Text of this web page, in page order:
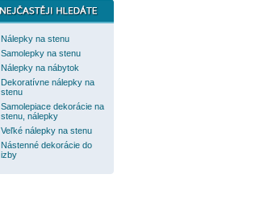
Nálepky na stenu
Samolepky na stenu
Nálepky na nábytok
Dekoratívne nálepky na
stenu
Samolepiace dekorácie na
stenu, nálepky
Veľké nálepky na stenu
Nástenné dekorácie do
izby